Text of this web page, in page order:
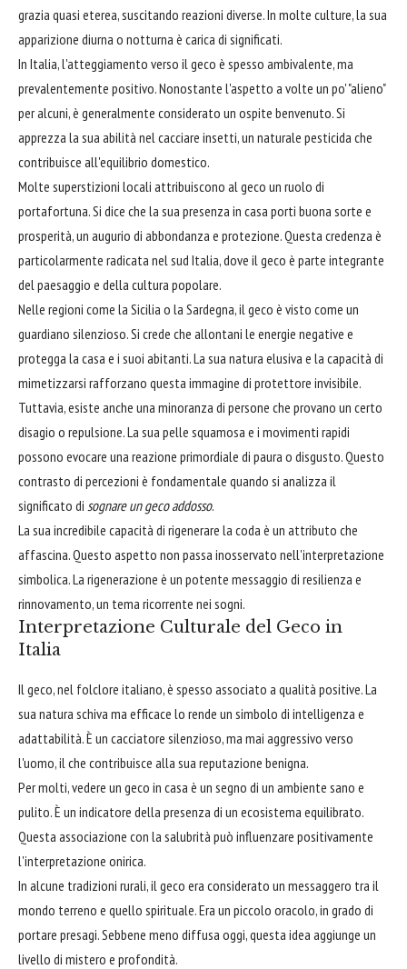
grazia quasi eterea, suscitando reazioni diverse. In molte culture, la sua
apparizione diurna o notturna è carica di significati.
In Italia, l'atteggiamento verso il geco è spesso ambivalente, ma
prevalentemente positivo. Nonostante l'aspetto a volte un po' "alieno"
per alcuni, è generalmente considerato un ospite benvenuto. Si
apprezza la sua abilità nel cacciare insetti, un naturale pesticida che
contribuisce all'equilibrio domestico.
Molte superstizioni locali attribuiscono al geco un ruolo di
portafortuna. Si dice che la sua presenza in casa porti buona sorte e
prosperità, un augurio di abbondanza e protezione. Questa credenza è
particolarmente radicata nel sud Italia, dove il geco è parte integrante
del paesaggio e della cultura popolare.
Nelle regioni come la Sicilia o la Sardegna, il geco è visto come un
guardiano silenzioso. Si crede che allontani le energie negative e
protegga la casa e i suoi abitanti. La sua natura elusiva e la capacità di
mimetizzarsi rafforzano questa immagine di protettore invisibile.
Tuttavia, esiste anche una minoranza di persone che provano un certo
disagio o repulsione. La sua pelle squamosa e i movimenti rapidi
possono evocare una reazione primordiale di paura o disgusto. Questo
contrasto di percezioni è fondamentale quando si analizza il
significato di sognare un geco addosso.
La sua incredibile capacità di rigenerare la coda è un attributo che
affascina. Questo aspetto non passa inosservato nell'interpretazione
simbolica. La rigenerazione è un potente messaggio di resilienza e
rinnovamento, un tema ricorrente nei sogni.
Interpretazione Culturale del Geco in
Italia
Il geco, nel folclore italiano, è spesso associato a qualità positive. La
sua natura schiva ma efficace lo rende un simbolo di intelligenza e
adattabilità. È un cacciatore silenzioso, ma mai aggressivo verso
l'uomo, il che contribuisce alla sua reputazione benigna.
Per molti, vedere un geco in casa è un segno di un ambiente sano e
pulito. È un indicatore della presenza di un ecosistema equilibrato.
Questa associazione con la salubrità può influenzare positivamente
l'interpretazione onirica.
In alcune tradizioni rurali, il geco era considerato un messaggero tra il
mondo terreno e quello spirituale. Era un piccolo oracolo, in grado di
portare presagi. Sebbene meno diffusa oggi, questa idea aggiunge un
livello di mistero e profondità.